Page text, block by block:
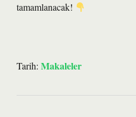
tamamlanacak!
Tarih: Makaleler